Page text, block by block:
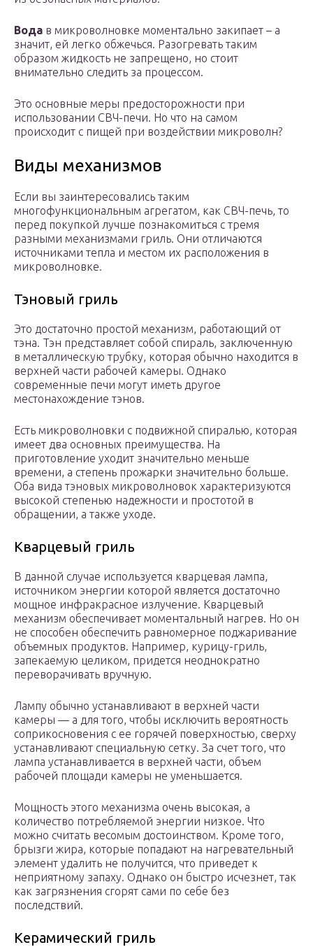
Вода в микроволновке моментально закипает – а
значит, ей легко обжечься. Разогревать таким
образом жидкость не запрещено, но стоит
внимательно следить за процессом.
Это основные меры предосторожности при
использовании СВЧ-печи. Но что на самом
происходит с пищей при воздействии микроволн?
Виды механизмов
Если вы заинтересовались таким
многофункциональным агрегатом, как СВЧ-печь, то
перед покупкой лучше познакомиться с тремя
разными механизмами гриль. Они отличаются
источниками тепла и местом их расположения в
микроволновке.
Тэновый гриль
Это достаточно простой механизм, работающий от
тэна. Тэн представляет собой спираль, заключенную
в металлическую трубку, которая обычно находится в
верхней части рабочей камеры. Однако
современные печи могут иметь другое
местонахождение тэнов.
Есть микроволновки с подвижной спиралью, которая
имеет два основных преимущества. На
приготовление уходит значительно меньше
времени, а степень прожарки значительно больше.
Оба вида тэновых микроволновок характеризуются
высокой степенью надежности и простотой в
обращении, а также уходе.
Кварцевый гриль
В данной случае используется кварцевая лампа,
источником энергии которой является достаточно
мощное инфракрасное излучение. Кварцевый
механизм обеспечивает моментальный нагрев. Но он
не способен обеспечить равномерное поджаривание
объемных продуктов. Например, курицу-гриль,
запекаемую целиком, придется неоднократно
переворачивать вручную.
Лампу обычно устанавливают в верхней части
камеры — а для того, чтобы исключить вероятность
соприкосновения с ее горячей поверхностью, сверху
устанавливают специальную сетку. За счет того, что
лампа устанавливается в верхней части, объем
рабочей площади камеры не уменьшается.
Мощность этого механизма очень высокая, а
количество потребляемой энергии низкое. Что
можно считать весомым достоинством. Кроме того,
брызги жира, которые попадают на нагревательный
элемент удалить не получится, что приведет к
неприятному запаху. Однако он быстро исчезнет, так
как загрязнения сгорят сами по себе без
последствий.
Керамический гриль